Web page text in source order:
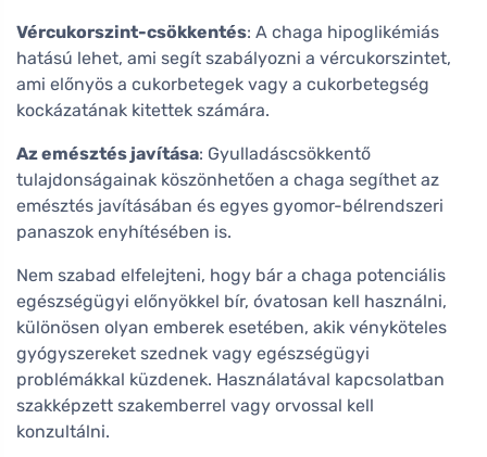
Vércukorszint-csökkentés: A chaga hipoglikémiás
hatású lehet, ami segít szabályozni a vércukorszintet,
ami előnyös a cukorbetegek vagy a cukorbetegség
kockázatának kitettek számára.
Az emésztés javítása: Gyulladáscsökkentő
tulajdonságainak köszönhetően a chaga segíthet az
emésztés javításában és egyes gyomor-bélrendszeri
panaszok enyhítésében is.
Nem szabad elfelejteni, hogy bár a chaga potenciális
egészségügyi előnyökkel bír, óvatosan kell használni,
különösen olyan emberek esetében, akik vényköteles
gyógyszereket szednek vagy egészségügyi
problémákkal küzdenek. Használatával kapcsolatban
szakképzett szakemberrel vagy orvossal kell
konzultálni.